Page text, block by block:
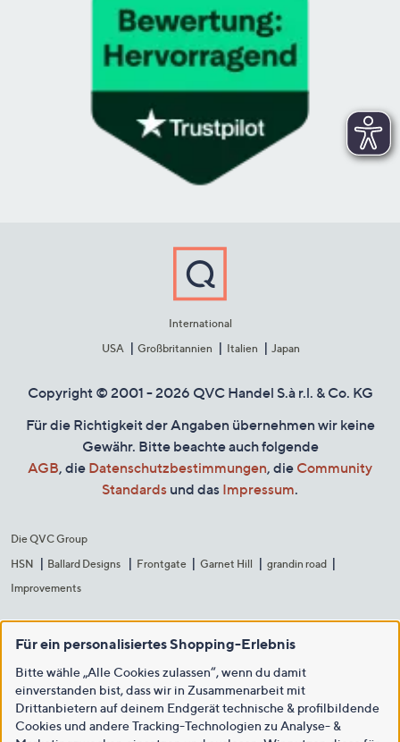
International
USA
Großbritannien Italien Japan
Copyright © 2001 - 2026 QVC Handel S.à r.l. & Co. KG
Für die Richtigkeit der Angaben übernehmen wir keine
Gewähr. Bitte beachte auch folgende
AGB, die Datenschutzbestimmungen, die Community
Standards und das Impressum.
Die QVC Group
HSN
Ballard Designs Frontgate Garnet Hill
grandin road
Improvements
Für ein personalisiertes Shopping-Erlebnis
Bitte wähle „Alle Cookies zulassen“, wenn du damit
einverstanden bist, dass wir in Zusammenarbeit mit
Drittanbietern auf deinem Endgerät technische & profilbildende
Cookies und andere Tracking-Technologien zu Analyse- &